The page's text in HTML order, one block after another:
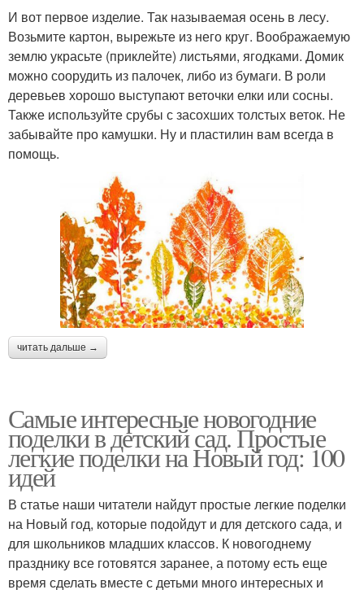
Шаблоны для детского
сада
Детский сад
И вот первое изделие. Так называемая осень в лесу.
Возьмите картон, вырежьте из него круг. Воображаемую
землю украсьте (приклейте) листьями, ягодками. Домик
можно соорудить из палочек, либо из бумаги. В роли
деревьев хорошо выступают веточки елки или сосны.
Также используйте срубы с засохших толстых веток. Не
забывайте про камушки. Ну и пластилин вам всегда в
помощь.
читать дальше →
Самые интересные новогодние
поделки в детский сад. Простые
легкие поделки на Новый год: 100
идей
В статье наши читатели найдут простые легкие поделки
на Новый год, которые подойдут и для детского сада, и
для школьников младших классов. К новогоднему
празднику все готовятся заранее, а потому есть еще
время сделать вместе с детьми много интересных и